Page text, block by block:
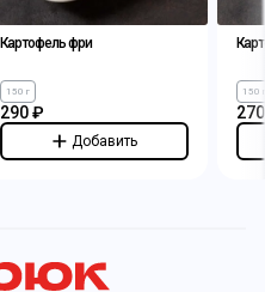
Картофель фри
150 г
290 ₽
Добавить
150 г